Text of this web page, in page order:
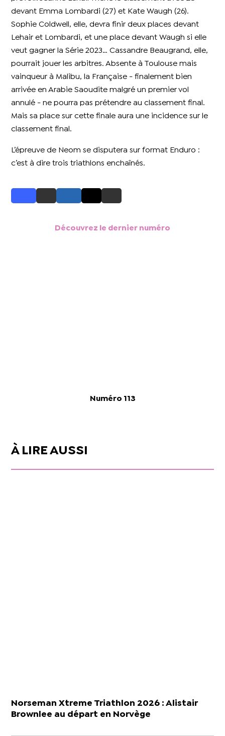
devant Emma Lombardi (27) et Kate Waugh (26).
Sophie Coldwell, elle, devra finir deux places devant
Lehair et Lombardi, et une place devant Waugh si elle
veut gagner la Série 2023… Cassandre Beaugrand, elle,
pourrait jouer les arbitres. Absente à Toulouse mais
vainqueur à Malibu, la Française - finalement bien
arrivée en Arabie Saoudite malgré un premier vol
annulé - ne pourra pas prétendre au classement final.
Mais sa place sur cette finale aura une incidence sur le
classement final.
L’épreuve de Neom se disputera sur format Enduro :
c’est à dire trois triathlons enchaînés.
Découvrez le dernier numéro
Numéro 113
À LIRE AUSSI
Norseman Xtreme Triathlon 2026 : Alistair
Brownlee au départ en Norvège